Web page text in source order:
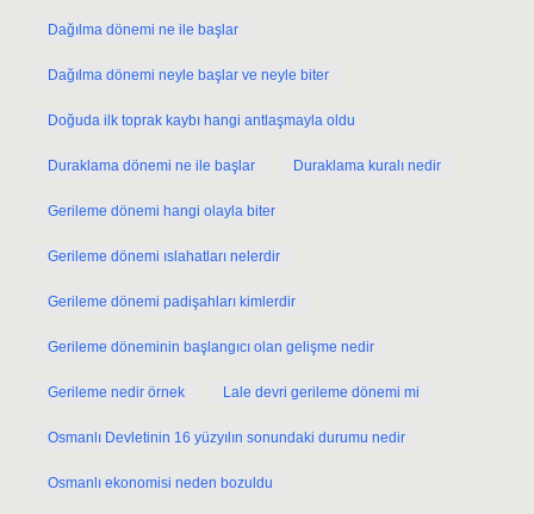
Dağılma dönemi ne ile başlar
Dağılma dönemi neyle başlar ve neyle biter
Doğuda ilk toprak kaybı hangi antlaşmayla oldu
Duraklama dönemi ne ile başlar Duraklama kuralı nedir
Gerileme dönemi hangi olayla biter
Gerileme dönemi ıslahatları nelerdir
Gerileme dönemi padişahları kimlerdir
Gerileme döneminin başlangıcı olan gelişme nedir
Gerileme nedir örnek Lale devri gerileme dönemi mi
Osmanlı Devletinin 16 yüzyılın sonundaki durumu nedir
Osmanlı ekonomisi neden bozuldu